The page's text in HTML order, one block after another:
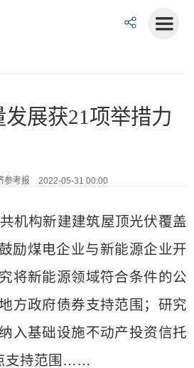
展获21项举措力
参考报 2022-05-31 00:00
机构新建建筑屋顶光伏覆盖
励煤电企业与新能源企业开
将新能源领域符合条件的公
方政府债券支持范围；研究
入基础设施不动产投资信托
支持范围……